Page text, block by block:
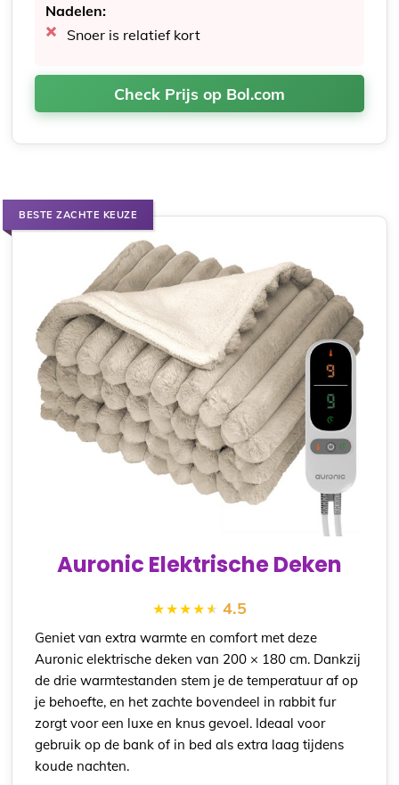
Nadelen:
Snoer is relatief kort
Check Prijs op Bol.com
BESTE ZACHTE KEUZE
Auronic Elektrische Deken
4.5
Geniet van extra warmte en comfort met deze
Auronic elektrische deken van 200 × 180 cm. Dankzij
de drie warmtestanden stem je de temperatuur af op
je behoefte, en het zachte bovendeel in rabbit fur
zorgt voor een luxe en knus gevoel. Ideaal voor
gebruik op de bank of in bed als extra laag tijdens
koude nachten.